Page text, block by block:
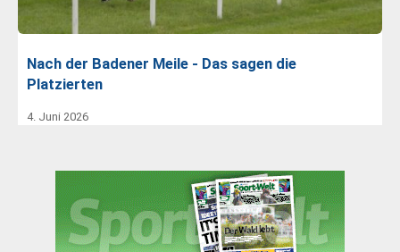
Nach der Badener Meile - Das sagen die
Platzierten
4. Juni 2026